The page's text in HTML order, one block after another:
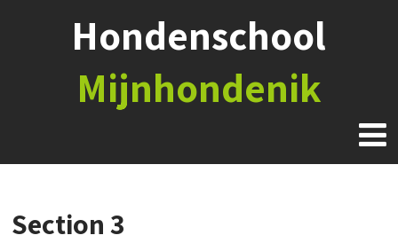
Hondenschool
Mijnhondenik
Section 3